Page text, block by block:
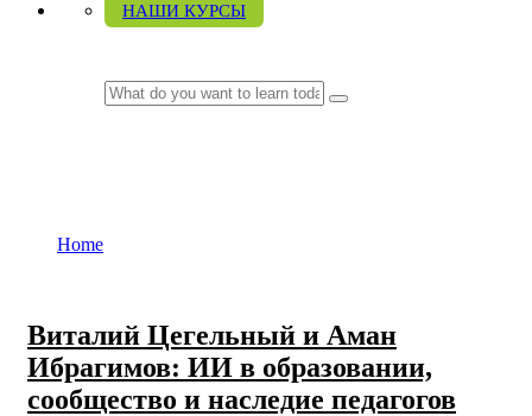
НАШИ КУРСЫ
Home
Виталий Цегельный и Аман
Ибрагимов: ИИ в образовании,
сообщество и наследие педагогов